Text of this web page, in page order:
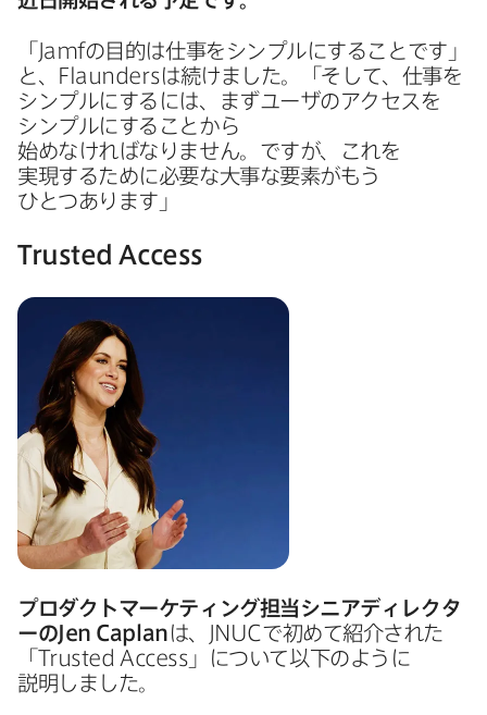
「 Jamfの​目的は​仕事を​シンプルに​する​ことです」
と、
Flaundersは​続けました。​「そして、​仕事を​
シンプルに​するには、​まずユーザの​アクセスを​
シンプルに​する​ことから​
始めなければなりません。​ですが、​これを​
実現する​ために​必要な​大事な​要素が​もう​
ひとつあります」
Trusted Access
プロダクトマーケティング担当シニアディレクタ
ーの Jen Caplan は、 JNUCで​初めて​紹介された​
「 Trusted Access 」に​ついて​以下のように​
説明しました。